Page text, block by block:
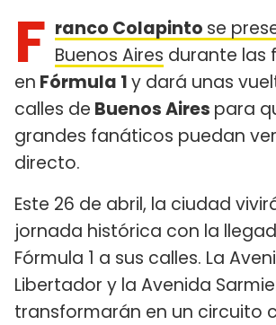
F ranco Colapinto se
Buenos Aires durante las
en Fórmula 1y dará unas
calles de Buenos Aires para
grandes fanáticos puedan
directo.
Este 26 de abril, la ciudad
jornada histórica con la
Fórmula 1 a sus calles. La
Libertador y la Avenida
transformarán en un circuito